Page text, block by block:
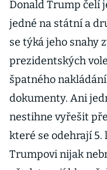
Donald Trump čelí
jedné na státní a
se týká jeho snahy
prezidentských
špatného
dokumenty. Ani
nestihne vyřešit
které se odehrají 5.
Trumpovi nijak